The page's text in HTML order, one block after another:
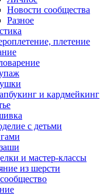
Новости сообщества
Разное
плетение
и кардмейкинг
с детьми
и мастер-классы
из шерсти